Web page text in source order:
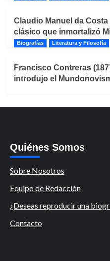
Claudio Manuel da Costa
clásico que inmortalizó
Biografías Literatura y Filosofía
Francisco Contreras
introdujo el
Quiénes Somos
Sobre Nosotros
Equipo de Redacción
¿Deseas reproducir una
Contacto